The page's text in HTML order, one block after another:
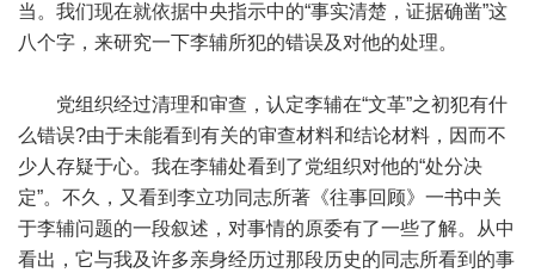
当。我们现在就依据中央指示中的“事实清楚，证据确凿”这
八个字，来研究一下李辅所犯的错误及对他的处理。
党组织经过清理和审查，认定李辅在“文革”之初犯有什
么错误?由于未能看到有关的审查材料和结论材料，因而不
少人存疑于心。我在李辅处看到了党组织对他的“处分决
定”。不久，又看到李立功同志所著《往事回顾》一书中关
于李辅问题的一段叙述，对事情的原委有了一些了解。从中
看出，它与我及许多亲身经历过那段历史的同志所看到的事